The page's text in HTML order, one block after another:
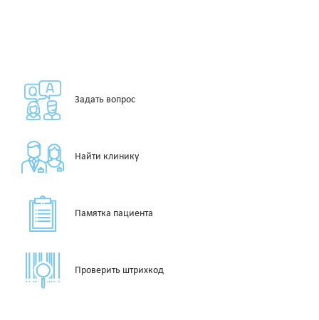
Задать вопрос
Найти клинику
Памятка пациента
Проверить штрихкод